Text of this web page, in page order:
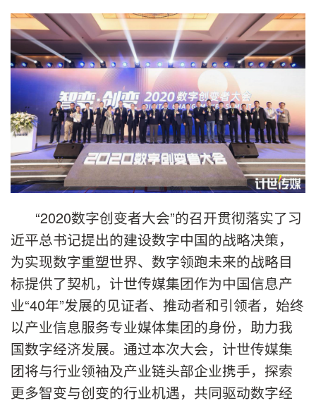
“2020数字创变者大会”的召开贯彻落实了习
近平总书记提出的建设数字中国的战略决策，
为实现数字重塑世界、数字领跑未来的战略目
标提供了契机，计世传媒集团作为中国信息产
业“40年”发展的见证者、推动者和引领者，始终
以产业信息服务专业媒体集团的身份，助力我
国数字经济发展。通过本次大会，计世传媒集
团将与行业领袖及产业链头部企业携手，探索
更多智变与创变的行业机遇，共同驱动数字经